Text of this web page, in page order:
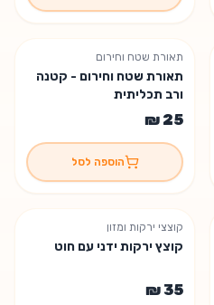
תאורת שטח וחירום
תאורת שטח וחירום - קטנה
ורב תכליתית
הוספה לסל
קוצצי ירקות ומזון
קוצץ ירקות ידני עם חוט